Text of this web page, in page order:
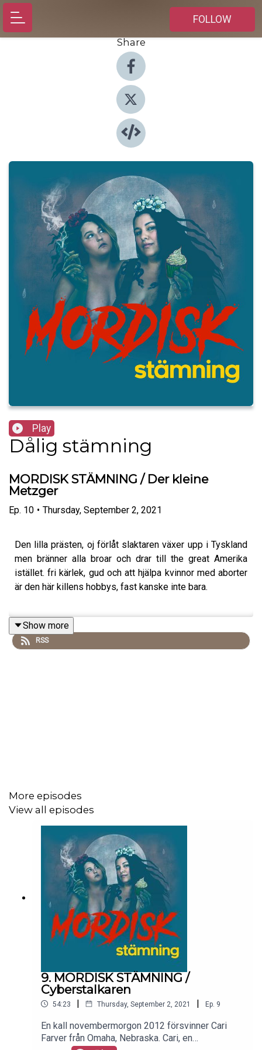
FOLLOW
Share
Play
Dålig stämning
MORDISK STÄMNING / Der kleine
Metzger
Ep. 10 • Thursday, September 2, 2021
Den lilla prästen, oj förlåt slaktaren växer upp i Tyskland
men bränner alla broar och drar till the great Amerika
istället. fri kärlek, gud och att hjälpa kvinnor med aborter
är den här killens hobbys, fast kanske inte bara.
i september för 107 år sedan hittas en halv torso i
huddsonfloden som rinner mellan New York och New
Show more
RSS
More episodes
View all episodes
9. MORDISK STÄMNING /
Cyberstalkaren
54:23 | Thursday, September 2, 2021 | Ep. 9
En kall novembermorgon 2012 försvinner Cari
Farver från Omaha, Nebraska. Cari, en